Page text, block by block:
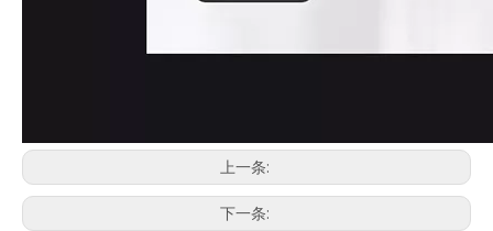
上一条:
下一条: